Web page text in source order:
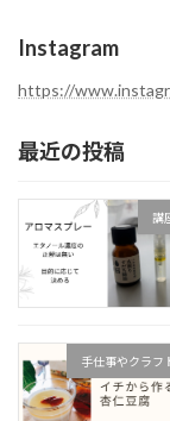
ー
カ
イ
Instagram
https://
最近の投稿
講
手仕事やクラフ